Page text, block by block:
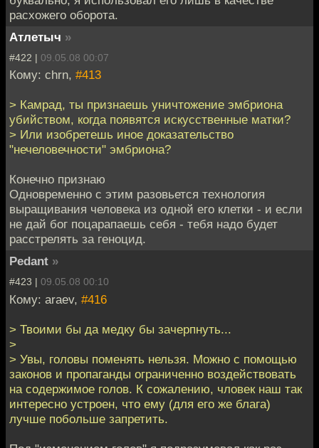
расхожего оборота.
Атлетыч »
#422 | 09.05.08 00:07
Кому: chrn, #413
> Камрад, ты признаешь уничтожение эмбриона
убийством, когда появятся искусственные матки?
> Или изобретешь иное доказательство
"нечеловечности" эмбриона?
Конечно признаю
Одновременно с этим разовьется технология
выращивания человека из одной его клетки - и если
не дай бог поцарапаешь себя - тебя надо будет
расстрелять за геноцид.
Pedant »
#423 | 09.05.08 00:10
Кому: araev, #416
> Твоими бы да медку бы зачерпнуть...
>
> Увы, головы поменять нельзя. Можно с помощью
законов и пропаганды ограниченно воздействовать
на содержимое голов. К сожалению, чловек наш так
интересно устроен, что ему (для его же блага)
лучше побольше запретить.